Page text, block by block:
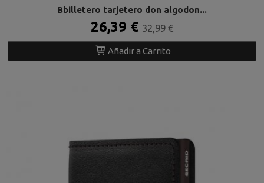
Bbilletero tarjetero don algodon...
26,39 € 32,99 €
Añadir a Carrito